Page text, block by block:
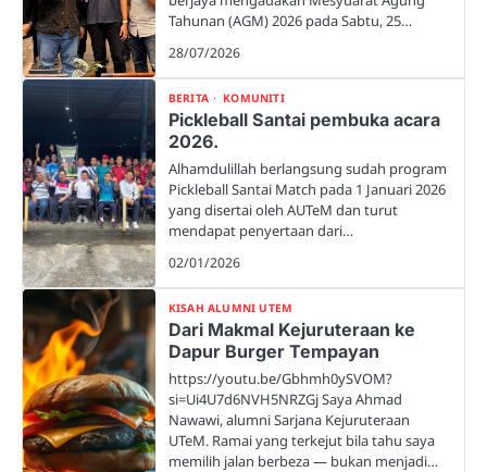
Tahunan (AGM) 2026 pada Sabtu, 25…
28/07/2026
BERITA KOMUNITI
Pickleball Santai pembuka acara
2026.
Alhamdulillah berlangsung sudah program
Pickleball Santai Match pada 1 Januari 2026
yang disertai oleh AUTeM dan turut
mendapat penyertaan dari…
02/01/2026
KISAH ALUMNI UTEM
Dari Makmal Kejuruteraan ke
Dapur Burger Tempayan
https://youtu.be/Gbhmh0ySVOM?
si=Ui4U7d6NVH5NRZGj Saya Ahmad
Nawawi, alumni Sarjana Kejuruteraan
UTeM. Ramai yang terkejut bila tahu saya
memilih jalan berbeza — bukan menjadi…